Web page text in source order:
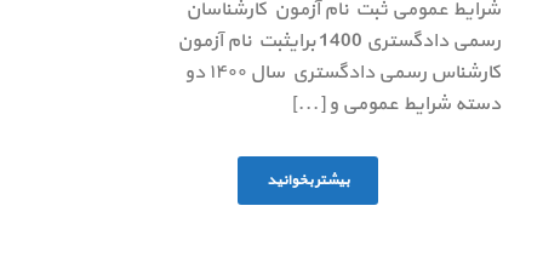
شرایط عمومی ثبت نام آزمون کارشناسان
رسمی دادگستری 1400 برایثبت نام آزمون
کارشناس رسمی دادگستری سال ۱۴۰۰ دو
دسته شرایط عمومی و [...]
بیشتر بخوانید